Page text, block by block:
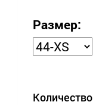
Размер:
Количество